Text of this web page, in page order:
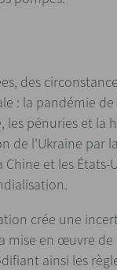
des
: la pandémie
pénuries et la
de l’Ukraine par
Chine et les
crée une
mise en œuvre
ainsi les